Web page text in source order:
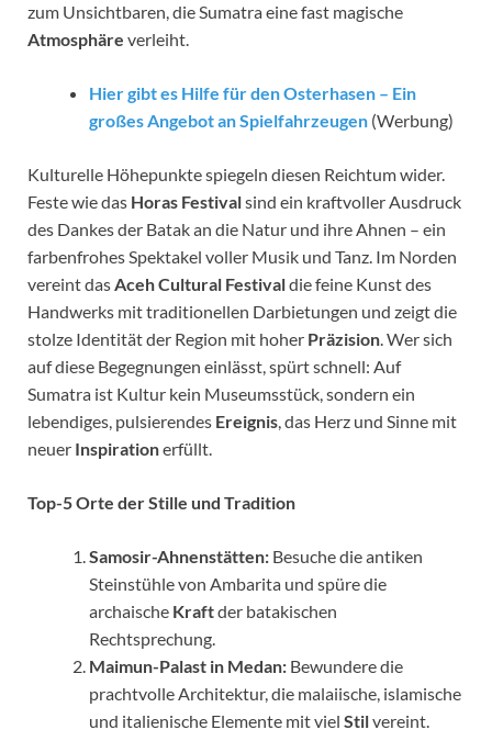
zum Unsichtbaren, die Sumatra eine fast magische
Atmosphäre verleiht.
Hier gibt es Hilfe für den Osterhasen – Ein
großes Angebot an Spielfahrzeugen (Werbung)
Kulturelle Höhepunkte spiegeln diesen Reichtum wider.
Feste wie das Horas Festivalsind ein kraftvoller Ausdruck
des Dankes der Batak an die Natur und ihre Ahnen – ein
farbenfrohes Spektakel voller Musik und Tanz. Im Norden
vereint dasAceh Cultural Festivaldie feine Kunst des
Handwerks mit traditionellen Darbietungen und zeigt die
stolze Identität der Region mit hoher Präzision. Wer sich
auf diese Begegnungen einlässt, spürt schnell: Auf
Sumatra ist Kultur kein Museumsstück, sondern ein
lebendiges, pulsierendes Ereignis, das Herz und Sinne mit
neuer Inspirationerfüllt.
Top-5 Orte der Stille und Tradition
Samosir-Ahnenstätten: Besuche die antiken
Steinstühle von Ambarita und spüre die
archaische Kraftder batakischen
Rechtsprechung.
Maimun-Palast in Medan: Bewundere die
prachtvolle Architektur, die malaiische, islamische
und italienische Elemente mit viel Stilvereint.